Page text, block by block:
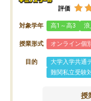
評価
対象学年 高1～高3 浪
授業形式 オンライン個
目的 大学入学共通
難関私立受験
授